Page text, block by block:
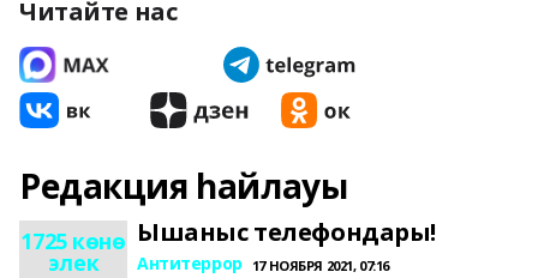
Читайте нас
Редакция һайлауы
1725 көнө
элек
Ышаныс телефондары!
Антитеррор 17 НОЯБРЯ 2021, 07:16